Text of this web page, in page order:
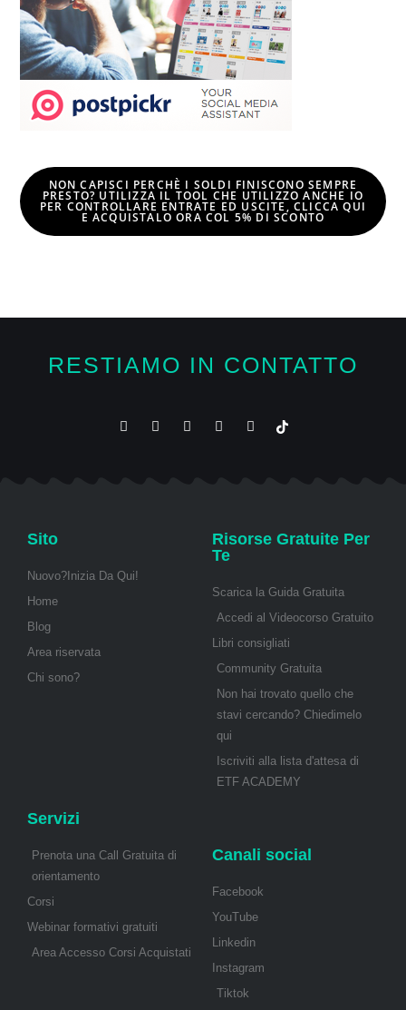
NON CAPISCI PERCHÈ I SOLDI FINISCONO SEMPRE
PRESTO? UTILIZZA IL TOOL CHE UTILIZZO ANCHE IO
PER CONTROLLARE ENTRATE ED USCITE, CLICCA QUI
EACQUISTALO ORA COL 5% DI SCONTO
RESTIAMO IN CONTATTO
Sito
Nuovo?Inizia Da Qui!
Home
Blog
Area riservata
Chi sono?
Risorse Gratuite Per
Te
Scarica la Guida Gratuita
Accedi al Videocorso Gratuito
Libri consigliati
Community Gratuita
Non hai trovato quello che
stavi cercando? Chiedimelo
qui
Iscriviti alla lista d'attesa di
ETF ACADEMY
Servizi
Prenota una Call Gratuita di
orientamento
Corsi
Webinar formativi gratuiti
Area Accesso Corsi Acquistati
Canali social
Facebook
YouTube
Linkedin
Instagram
Tiktok